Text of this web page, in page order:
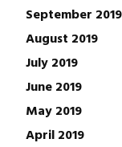
September 2019
August 2019
July 2019
June 2019
May 2019
April 2019